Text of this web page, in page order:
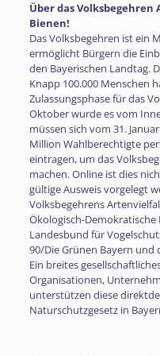
Über das
Bienen!
Das Volksbegehren ist ein
ermöglicht Bürgern die
den Bayerischen Landtag.
Knapp 100.000 Menschen
Zulassungsphase für das
Oktober wurde es vom
müssen sich vom 31.
Million Wahlberechtigte
eintragen, um das
machen. Online ist dies
gültige Ausweis vorgelegt
Volksbegehrens
Ökologisch-Demokratische
Landesbund für
90/Die Grünen Bayern und
Ein breites
Organisationen,
unterstützen diese
Naturschutzgesetz in